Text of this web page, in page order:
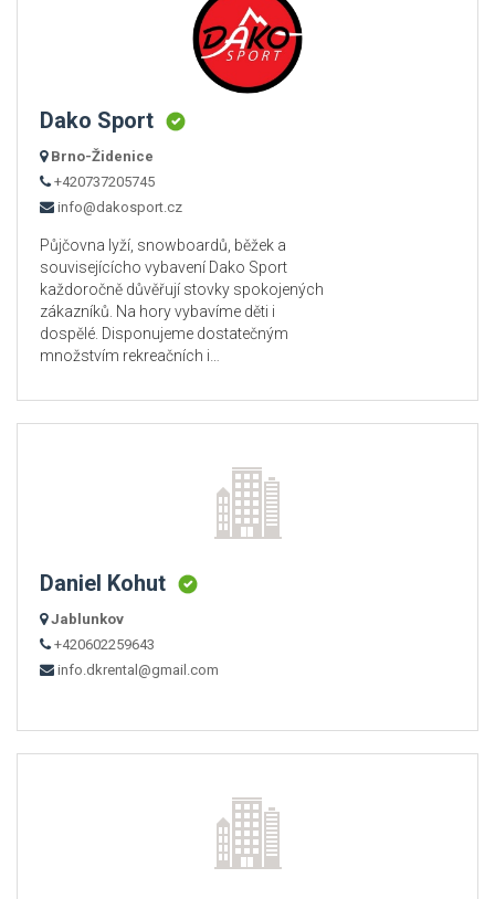
Dako Sport
Brno-Židenice
+420737205745
info@dakosport.cz
Půjčovna lyží, snowboardů, běžek a
souvisejícícho vybavení Dako Sport
každoročně důvěřují stovky spokojených
zákazníků. Na hory vybavíme děti i
dospělé. Disponujeme dostatečným
množstvím rekreačních i…
Daniel Kohut
Jablunkov
+420602259643
info.dkrental@gmail.com